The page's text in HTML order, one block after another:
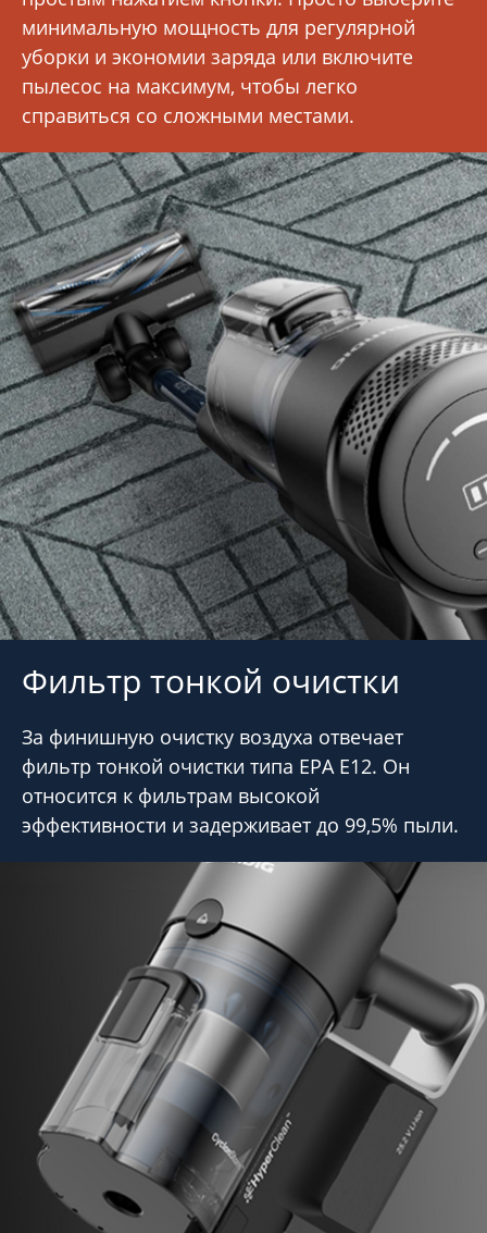
минимальную мощность для регулярной
уборки и экономии заряда или включите
пылесос на максимум, чтобы легко
справиться со сложными местами.
Фильтр тонкой очистки
За финишную очистку воздуха отвечает
фильтр тонкой очистки типа EPA E12. Он
относится к фильтрам высокой
эффективности и задерживает до 99,5% пыли.